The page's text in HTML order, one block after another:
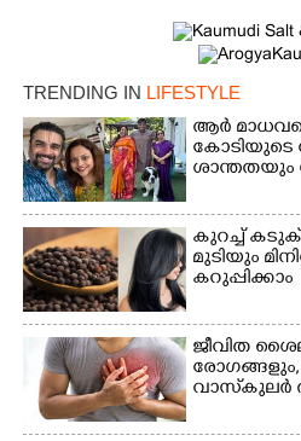
TRENDING IN LIFESTYLE
ആർ
കോടിയുടെ
ശാന്തതയും
കുറച്ച് കടുക്
മുടിയും
കറുപ്പിക്കാം
ജീവിത
രോഗങ്ങളും,
വാസ്‌കുലര്‍